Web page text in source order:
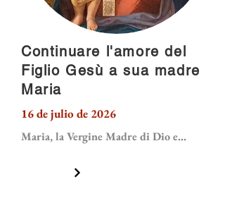
Continuare l'amore del
Figlio Gesù a sua madre
Maria
16 de julio de 2026
Maria, la Vergine Madre di Dio e...